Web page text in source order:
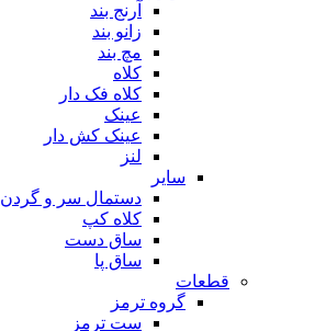
آرنج بند
زانو بند
مچ بند
کلاه
کلاه فک دار
عینک
عینک کش دار
لنز
سایر
دستمال سر و گردن
کلاه کپ
ساق دست
ساق پا
قطعات
گروه ترمز
ست ترمز